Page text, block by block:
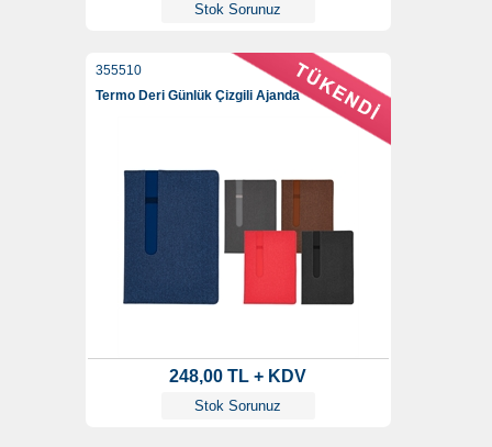
Stok Sorunuz
355510
Termo Deri Günlük Çizgili Ajanda
248,00 TL + KDV
Stok Sorunuz